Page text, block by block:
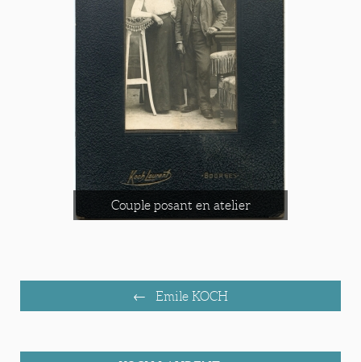
Couple posant en atelier
Emile KOCH